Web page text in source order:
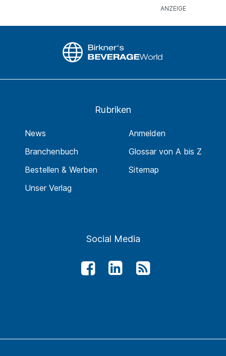
Rubriken
News
Branchenbuch
Bestellen & Werben
Unser Verlag
Anmelden
Glossar von A bis Z
Sitemap
Social Media